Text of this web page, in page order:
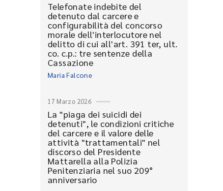
Telefonate indebite del
detenuto dal carcere e
configurabilità del concorso
morale dell'interlocutore nel
delitto di cui all'art. 391 ter, ult.
co. c.p.: tre sentenze della
Cassazione
Maria Falcone
17 Marzo 2026
La "piaga dei suicidi dei
detenuti", le condizioni critiche
del carcere e il valore delle
attività "trattamentali" nel
discorso del Presidente
Mattarella alla Polizia
Penitenziaria nel suo 209°
anniversario